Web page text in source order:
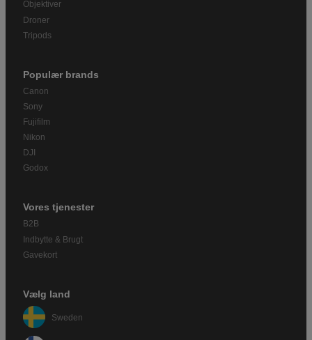
Objektiver
Droner
Tripods
Populær brands
Canon
Sony
Fujifilm
Nikon
DJI
Godox
Vores tjenester
B2B
Indbytte & Brugt
Gavekort
Vælg land
Sweden